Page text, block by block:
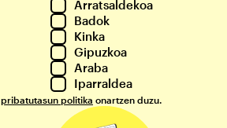
Arratsaldekoa
Badok
Kinka
Gipuzkoa
Araba
Iparraldea
pribatutasun politika onartzen duzu.